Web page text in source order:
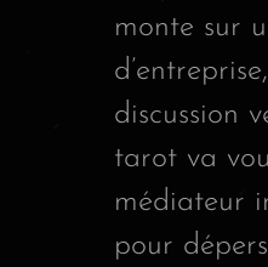
monte sur
discussion
tarot va
médiateur
pour